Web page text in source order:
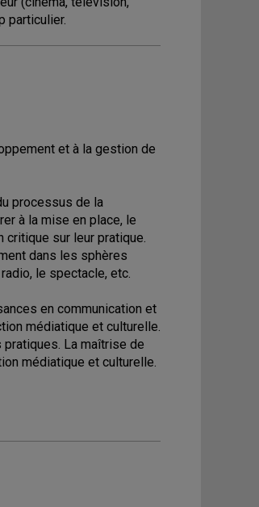
particulier.
et à la gestion de
processus de la
à la mise en place, le
sur leur pratique.
dans les sphères
le spectacle, etc.
en communication et
médiatique et culturelle.
La maîtrise de
médiatique et culturelle.